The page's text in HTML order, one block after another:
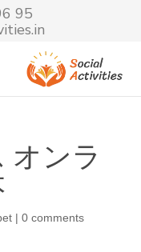
95
オンラ
|0 comments